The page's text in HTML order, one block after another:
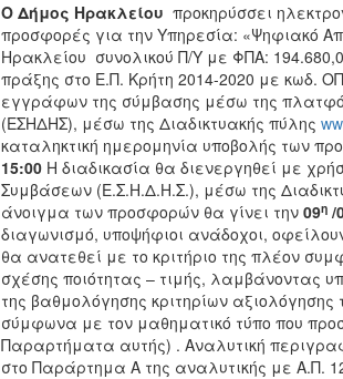
Ο Δήμος Ηρακλείου προκηρύσσει
προσφορές για την Υπηρεσία: «Ψηφιακό
Ηρακλείου συνολικού Π/Υ με ΦΠΑ:
πράξης στο Ε.Π. Κρήτη 2014-2020 με κωδ.
εγγράφων της σύμβασης μέσω της
(ΕΣΗΔΗΣ), μέσω της Διαδικτυακής πύλης
καταληκτική ημερομηνία υποβολής των
15:00 Η διαδικασία θα διενεργηθεί με
Συμβάσεων (Ε.Σ.Η.Δ.Η.Σ.), μέσω της
άνοιγμα των προσφορών θα γίνει την09η/
διαγωνισμό, υποψήφιοι ανάδοχοι,
θα ανατεθεί με το κριτήριο της πλέον
σχέσης ποιότητας – τιμής, λαμβάνοντας
της βαθμολόγησης κριτηρίων
σύμφωνα με τον μαθηματικό τύπο που
Παραρτήματα αυτής) . Αναλυτική
στο Παράρτημα Α της αναλυτικής με Α.Π.